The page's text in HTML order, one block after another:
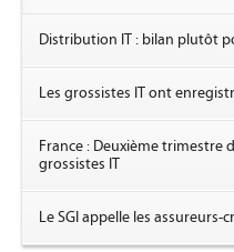
Distribution IT : bilan plutôt
Les grossistes IT ont
France : Deuxième trimestre
grossistes IT
Le SGI appelle les